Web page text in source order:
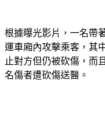
根據曝光影片，一名帶
運車廂內攻擊乘客，其
止對方但仍被砍傷，而
名傷者遭砍傷送醫。